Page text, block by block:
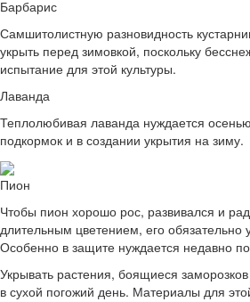
Барбарис
Самшитолистную разновидность
укрыть перед зимовкой, поскольку
испытание для этой культуры.
Лаванда
Теплолюбивая лаванда нуждается
подкормок и в создании укрытия на зиму.
Пион
Чтобы пион хорошо рос, развивался и
длительным цветением, его обязательно
Особенно в защите нуждается недавно
Укрывать растения, боящиеся
в сухой погожий день. Материалы для